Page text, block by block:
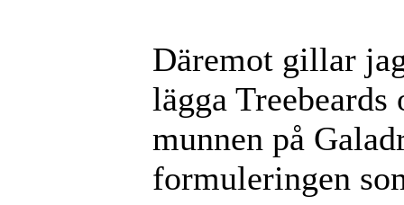
Däremot gillar
lägga
munnen på
formuleringen